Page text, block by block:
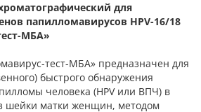
для
папилломавирусов HPV-16/18
МБА»
тест-МБА» предназначен для
быстрого обнаружения
человека (HPV или ВПЧ) в
шейки матки женщин, методом